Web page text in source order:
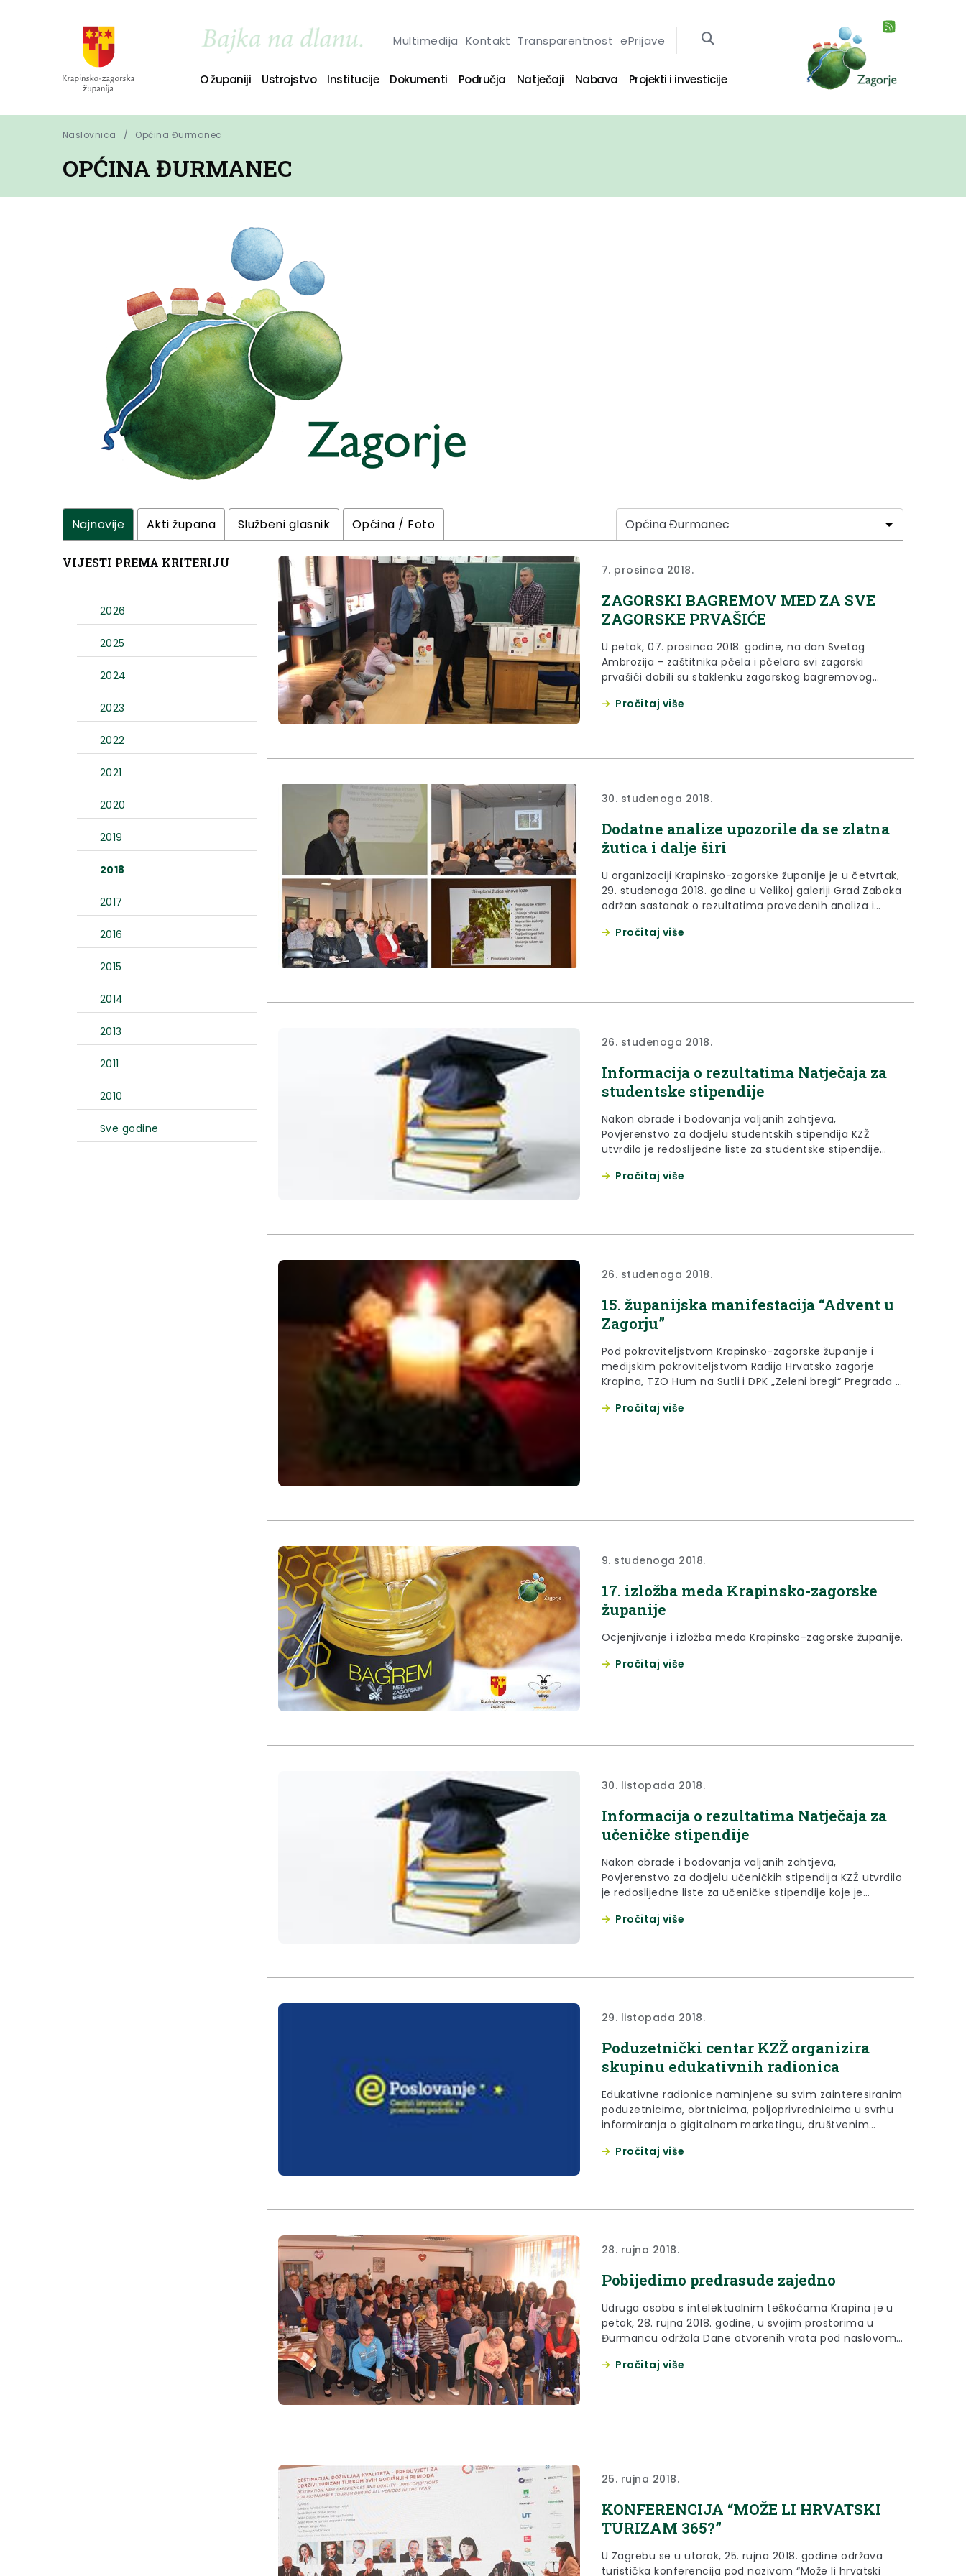
Multimedija Kontakt Transparentnost ePrijave
O županiji Ustrojstvo Institucije Dokumenti Područja Natječaji Nabava Projekti i investicije
Naslovnica Općina Đurmanec
OPĆINA ĐURMANEC
Najnovije Akti župana Službeni glasnik Općina / Foto
VIJESTI PREMA KRITERIJU
2026
2025
2024
2023
2022
2021
2020
2019
2018
2017
2016
2015
2014
2013
2011
2010
Sve godine
7. prosinca 2018.
ZAGORSKI BAGREMOV MED ZA SVE
ZAGORSKE PRVAŠIĆE
U petak, 07. prosinca 2018. godine, na dan Svetog
Ambrozija - zaštitnika pčela i pčelara svi zagorski
prvašići dobili su staklenku zagorskog bagremovog
Pročitaj više
30. studenoga 2018.
Dodatne analize upozorile da se zlatna
žutica i dalje širi
U organizaciji Krapinsko-zagorske županije je u četvrtak,
29. studenoga 2018. godine u Velikoj galeriji Grad Zaboka
održan sastanak o rezultatima provedenih analiza i
području Krapinsko-zagorske županije.
Pročitaj više
26. studenoga 2018.
Informacija o rezultatima Natječaja za
studentske stipendije
Nakon obrade i bodovanja valjanih zahtjeva,
Povjerenstvo za dodjelu studentskih stipendija KZŽ
utvrdilo je redoslijedne liste za studentske stipendije
zainteresiranoj javnosti na uvid i znanje.
Pročitaj više
26. studenoga 2018.
15. županijska manifestacija “Advent u
Zagorju”
Pod pokroviteljstvom Krapinsko-zagorske županije i
medijskim pokroviteljstvom Radija Hrvatsko zagorje
Krapina, TZO Hum na Sutli i DPK „Zeleni bregi“ Pregrada i
„ADVENT U ZAGORJU“, uz obred paljenja prve županijske
Pročitaj više
9. studenoga 2018.
17. izložba meda Krapinsko-zagorske
županije
Ocjenjivanje i izložba meda Krapinsko-zagorske županije.
Pročitaj više
30. listopada 2018.
Informacija o rezultatima Natječaja za
učeničke stipendije
Nakon obrade i bodovanja valjanih zahtjeva,
Povjerenstvo za dodjelu učeničkih stipendija KZŽ utvrdilo
je redoslijedne liste za učeničke stipendije koje je
zainteresiranoj javnosti na uvid i znanje.
Pročitaj više
29. listopada 2018.
Poduzetnički centar KZŽ organizira
skupinu edukativnih radionica
Edukativne radionice naminjene su svim zainteresiranim
poduzetnicima, obrtnicima, poljoprivrednicima u svrhu
informiranja o gigitalnom marketingu, društvenim
distribuciji proizvoda.
Pročitaj više
28. rujna 2018.
Pobijedimo predrasude zajedno
Udruga osoba s intelektualnim teškoćama Krapina je u
petak, 28. rujna 2018. godine, u svojim prostorima u
Đurmancu održala Dane otvorenih vrata pod naslovom
Pročitaj više
25. rujna 2018.
KONFERENCIJA “MOŽE LI HRVATSKI
TURIZAM 365?”
U Zagrebu se u utorak, 25. rujna 2018. godine održava
turistička konferencija pod nazivom “Može li hrvatski